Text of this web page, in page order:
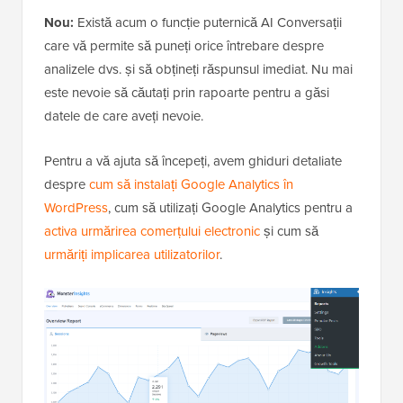
Nou: Există acum o funcție puternică AI Conversații
care vă permite să puneți orice întrebare despre
analizele dvs. și să obțineți răspunsul imediat. Nu mai
este nevoie să căutați prin rapoarte pentru a găsi
datele de care aveți nevoie.
Pentru a vă ajuta să începeți, avem ghiduri detaliate
desprecum să instalați Google Analytics în
WordPress, cum să utilizați Google Analytics pentru a
activa urmărirea comerțului electronicși cum să
urmăriți implicarea utilizatorilor.